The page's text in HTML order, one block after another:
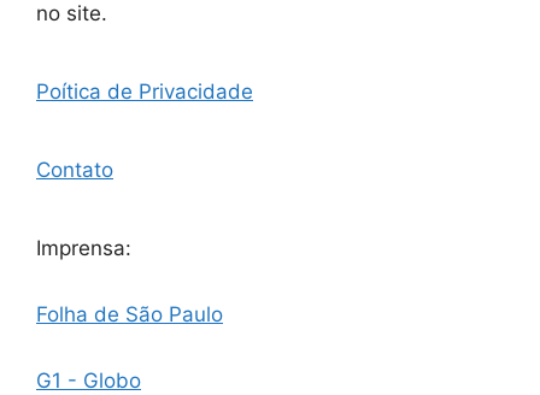
no site.
Poítica de Privacidade
Contato
Imprensa:
Folha de São Paulo
G1 - Globo